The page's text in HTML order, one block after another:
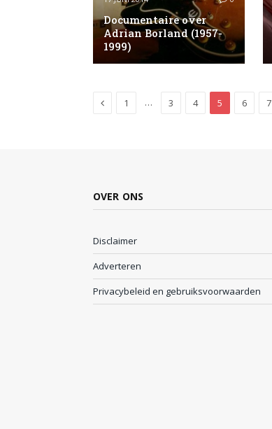
Documentaire over
Adrian Borland (1957-
1999)
Previous
1 … 3 4 5 6 7
OVER ONS
Disclaimer
Adverteren
Privacybeleid en gebruiksvoorwaarden